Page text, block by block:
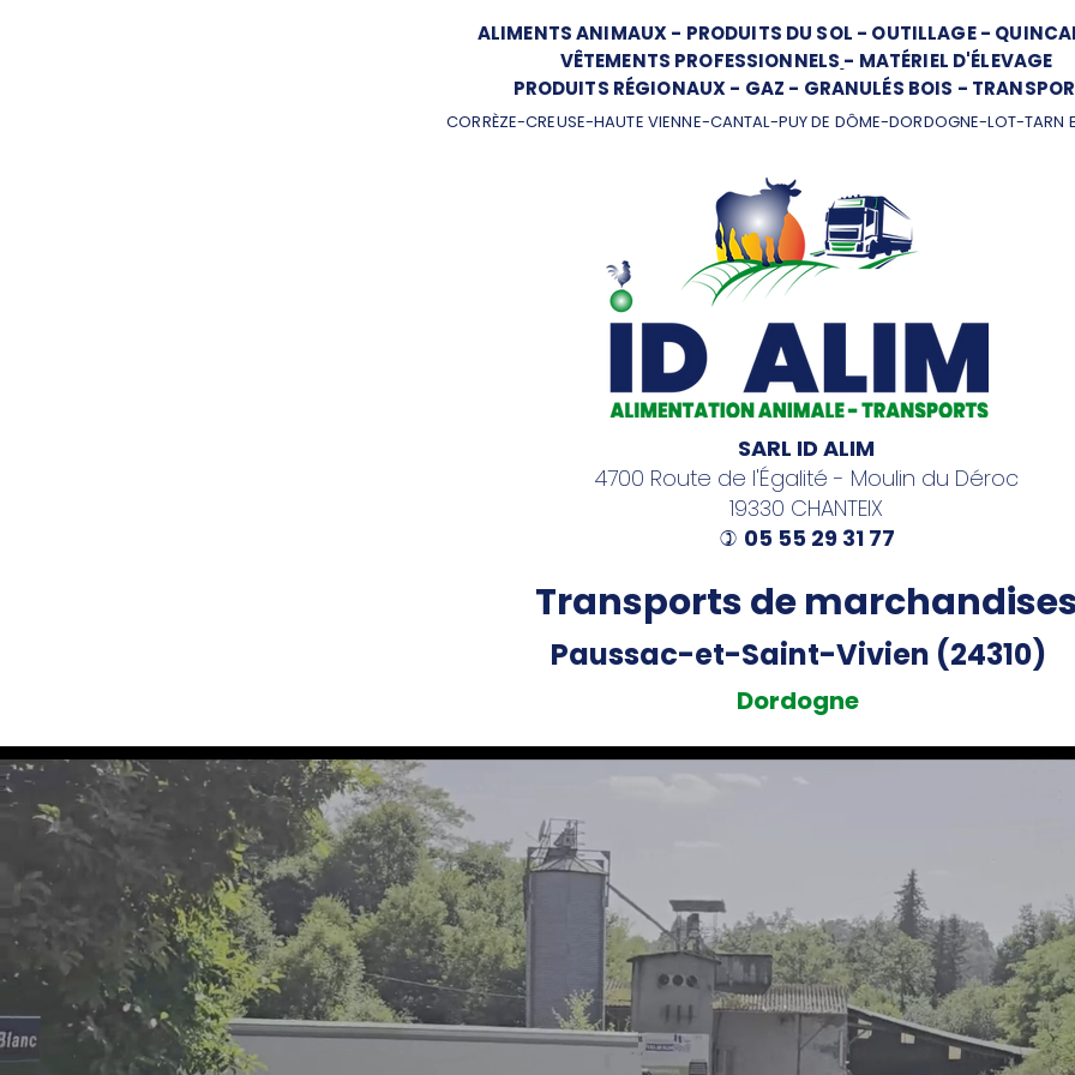
ALIMENTS ANIMAUX- PRODUITS DU SOL - OUTILLAGE-
VÊTEMENTS PROFESSIONNELS - MATÉRIEL D'ÉLEVAGE
PRODUITS RÉGIONAUX- GAZ - GRANULÉS BOIS -
CORRÈZE-CREUSE-HAUTE VIENNE-CANTAL-PUY DE DÔME-DORDOGNE-LOT-TARN
SARL ID ALIM
4700 Route de l'Égalité - Moulin du Déroc
19330 CHANTEIX
) 05 55 29 31 77
Transports de
Paussac-et-Saint-Vivien (24310)
Dordogne